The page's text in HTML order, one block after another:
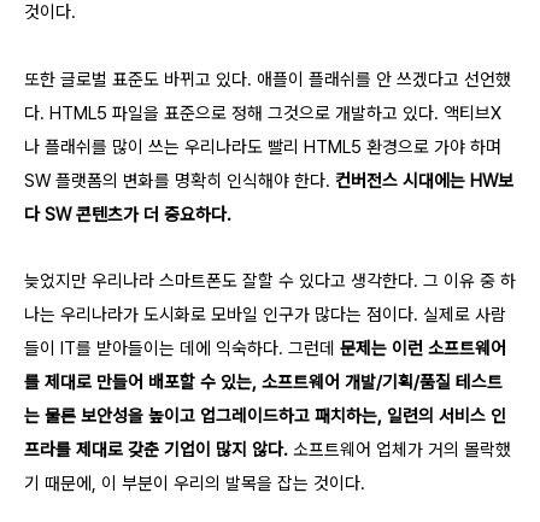
것이다.
또한 글로벌 표준도 바뀌고 있다. 애플이 플래쉬를 안 쓰겠다고 선언했
다. HTML5 파일을 표준으로 정해 그것으로 개발하고 있다. 액티브X
나 플래쉬를 많이 쓰는 우리나라도 빨리 HTML5 환경으로 가야 하며
SW 플랫폼의 변화를 명확히 인식해야 한다. 컨버전스 시대에는 HW보
다 SW 콘텐츠가 더 중요하다.
늦었지만 우리나라 스마트폰도 잘할 수 있다고 생각한다. 그 이유 중 하
나는 우리나라가 도시화로 모바일 인구가 많다는 점이다. 실제로 사람
들이 IT를 받아들이는 데에 익숙하다. 그런데 문제는 이런 소프트웨어
를 제대로 만들어 배포할 수 있는, 소프트웨어 개발/기획/품질 테스트
는 물론 보안성을 높이고 업그레이드하고 패치하는, 일련의 서비스 인
프라를 제대로 갖춘 기업이 많지 않다. 소프트웨어 업체가 거의 몰락했
기 때문에, 이 부분이 우리의 발목을 잡는 것이다.